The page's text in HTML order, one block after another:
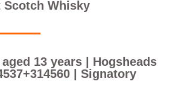
Scotch Whisky
13 years | Hogsheads
| Signatory